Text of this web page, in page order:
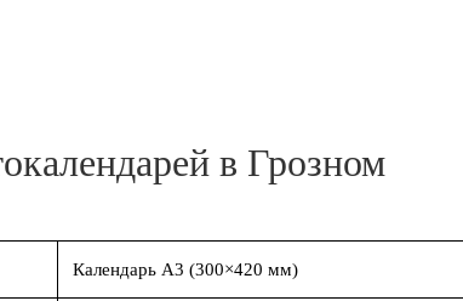
в Грозном
Календарь А3 (300×420 мм)